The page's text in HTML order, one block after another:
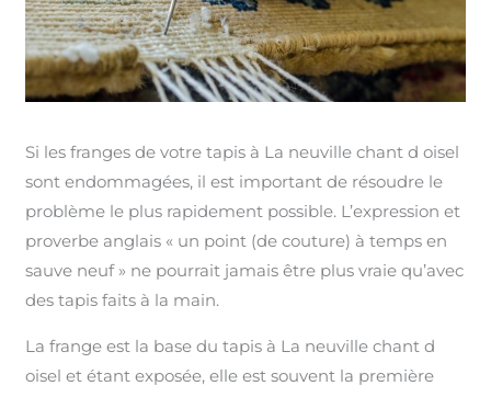
Si les franges de votre tapis à La neuville chant d oisel
sont endommagées, il est important de résoudre le
problème le plus rapidement possible. L’expression et
proverbe anglais « un point (de couture) à temps en
sauve neuf » ne pourrait jamais être plus vraie qu’avec
des tapis faits à la main.
La frange est la base du tapis à La neuville chant d
oisel et étant exposée, elle est souvent la première